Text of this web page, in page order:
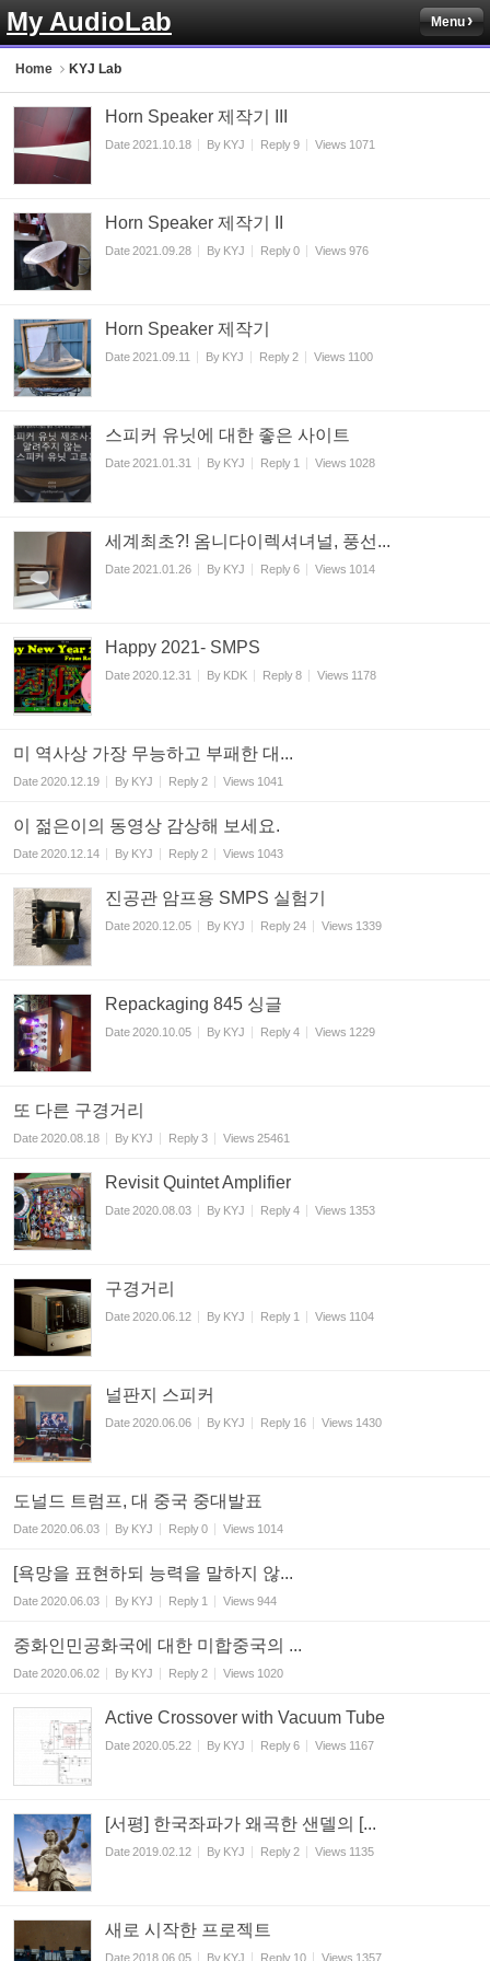
My AudioLab Menu
Home KYJ Lab
Horn Speaker 제작기 III
Date2021.10.18 By KYJ Reply9 Views 1071
Horn Speaker 제작기 II
Date2021.09.28 By KYJ Reply0 Views 976
Horn Speaker 제작기
Date2021.09.11 By KYJ Reply2 Views 1100
스피커 유닛에 대한 좋은 사이트
Date2021.01.31 By KYJ Reply 1 Views 1028
세계최초?! 옴니다이렉셔녀널, 풍선...
Date2021.01.26 By KYJ Reply6 Views 1014
Happy 2021- SMPS
Date2020.12.31 By KDK Reply8 Views 1178
미 역사상 가장 무능하고 부패한 대...
Date2020.12.19 By KYJ Reply2 Views 1041
이 젊은이의 동영상 감상해 보세요.
Date2020.12.14 By KYJ Reply2 Views 1043
진공관 암프용 SMPS 실험기
Date2020.12.05 By KYJ Reply24 Views 1339
Repackaging 845 싱글
Date2020.10.05 By KYJ Reply4 Views 1229
또 다른 구경거리
Date2020.08.18 By KYJ Reply3 Views 25461
Revisit Quintet Amplifier
Date2020.08.03 By KYJ Reply4 Views 1353
구경거리
Date2020.06.12 By KYJ Reply 1 Views 1104
널판지 스피커
Date2020.06.06 By KYJ Reply 16 Views 1430
도널드 트럼프, 대 중국 중대발표
Date2020.06.03 By KYJ Reply0 Views 1014
[욕망을 표현하되 능력을 말하지 않...
Date2020.06.03 By KYJ Reply 1 Views 944
중화인민공화국에 대한 미합중국의 ...
Date2020.06.02 By KYJ Reply2 Views 1020
Active Crossover with Vacuum Tube
Date2020.05.22 By KYJ Reply6 Views 1167
[서평] 한국좌파가 왜곡한 샌델의 [...
Date2019.02.12 By KYJ Reply2 Views 1135
새로 시작한 프로젝트
Date2018.06.05 By KYJ Reply 10 Views 1357
Sketchbook5, 스케치북5
Sketchbook5, 스케치북5